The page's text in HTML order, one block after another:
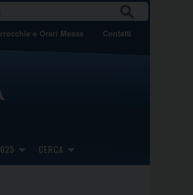
CA
e Orari Messe Contatti
CERCA